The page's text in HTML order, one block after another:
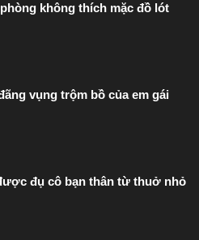
không thích mặc đồ lót
vụng trộm bồ của em gái
đụ cô bạn thân từ thuở nhỏ